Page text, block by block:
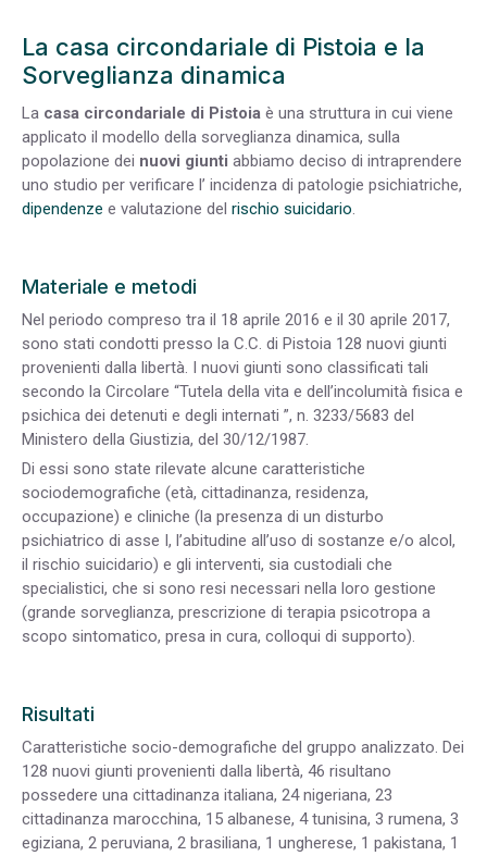
La casa circondariale di Pistoia e la
Sorveglianza dinamica
La casa circondariale di Pistoia è una struttura in cui viene
applicato il modello della sorveglianza dinamica, sulla
popolazione dei nuovi giunti abbiamo deciso di intraprendere
uno studio per verificare l’ incidenza di patologie psichiatriche,
dipendenze e valutazione del rischio suicidario.
Materiale e metodi
Nel periodo compreso tra il 18 aprile 2016 e il 30 aprile 2017,
sono stati condotti presso la C.C. di Pistoia 128 nuovi giunti
provenienti dalla libertà. I nuovi giunti sono classificati tali
secondo la Circolare “Tutela della vita e dell’incolumità fisica e
psichica dei detenuti e degli internati ”, n. 3233/5683 del
Ministero della Giustizia, del 30/12/1987.
Di essi sono state rilevate alcune caratteristiche
sociodemografiche (età, cittadinanza, residenza,
occupazione) e cliniche (la presenza di un disturbo
psichiatrico di asse I, l’abitudine all’uso di sostanze e/o alcol,
il rischio suicidario) e gli interventi, sia custodiali che
specialistici, che si sono resi necessari nella loro gestione
(grande sorveglianza, prescrizione di terapia psicotropa a
scopo sintomatico, presa in cura, colloqui di supporto).
Risultati
Caratteristiche socio-demografiche del gruppo analizzato. Dei
128 nuovi giunti provenienti dalla libertà, 46 risultano
possedere una cittadinanza italiana, 24 nigeriana, 23
cittadinanza marocchina, 15 albanese, 4 tunisina, 3 rumena, 3
egiziana, 2 peruviana, 2 brasiliana, 1 ungherese, 1 pakistana, 1